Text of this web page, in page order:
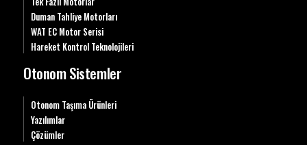
Duman Tahliye Motorları
WAT EC Motor Serisi
Hareket Kontrol Teknolojileri
Otonom Sistemler
Otonom Taşıma Ürünleri
Yazılımlar
Çözümler